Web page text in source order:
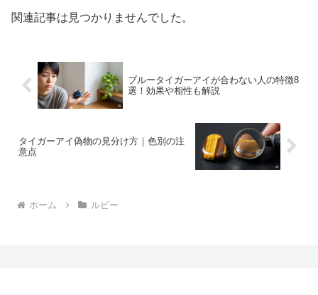
関連記事は見つかりませんでした。
ブルータイガーアイが合わない人の特徴8
選！効果や相性も解説
タイガーアイ偽物の見分け方｜色別の注
意点
ホーム ルビー